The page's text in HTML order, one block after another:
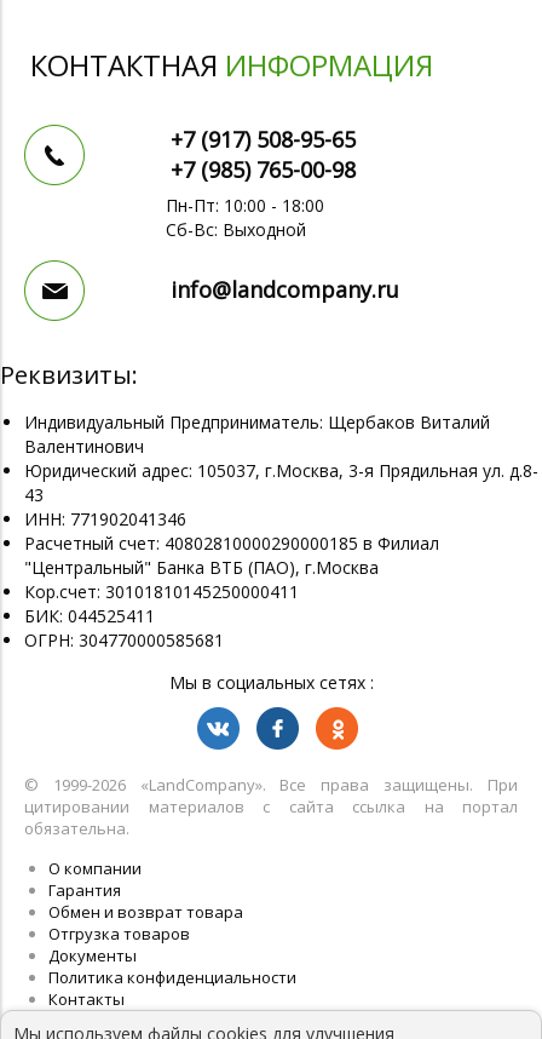
Мы используем файлы cookies для улучшения
КОНТАКТНАЯ ИНФОРМАЦИЯ
+7 (917) 508-95-65
+7 (985) 765-00-98
Пн-Пт: 10:00 - 18:00
Сб-Вс: Выходной
info@landcompany.ru
Реквизиты:
Индивидуальный Предприниматель: Щербаков Виталий
Валентинович
Юридический адрес: 105037, г.Москва, 3-я Прядильная ул. д.8-
43
ИНН: 771902041346
Расчетный счет: 40802810000290000185 в Филиал
"Центральный" Банка ВТБ (ПАО), г.Москва
Кор.счет: 30101810145250000411
БИК: 044525411
ОГРН: 304770000585681
Мы в социальных сетях :
© 1999-2026 «LandСompany». Все права защищены. При
цитировании материалов с сайта ссылка на портал
обязательна.
О компании
Гарантия
Обмен и возврат товара
Отгрузка товаров
Документы
Политика конфиденциальности
Контакты